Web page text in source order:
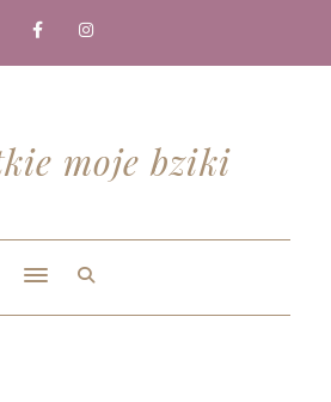
moje bziki